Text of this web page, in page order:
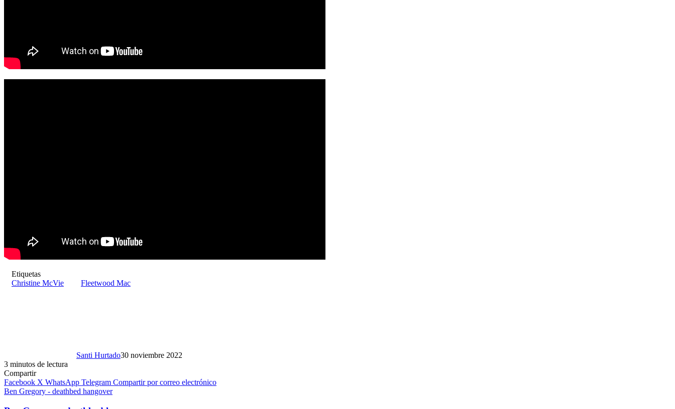
Etiquetas
Christine McVie
Fleetwood Mac
Santi Hurtado30 noviembre 2022
3 minutos de lectura
Compartir
Facebook X WhatsApp Telegram Compartir por correo electrónico
Ben Gregory - deathbed hangover